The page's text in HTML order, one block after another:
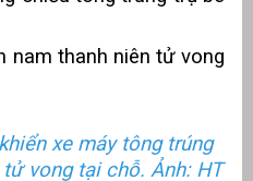
nam thanh niên tử vong
xe máy tông trúng
vong tại chỗ. Ảnh: HT